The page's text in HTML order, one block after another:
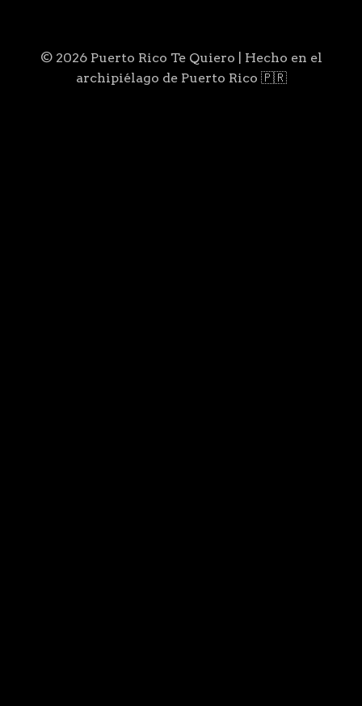
© 2026 Puerto Rico Te Quiero | Hecho en el
archipiélago de Puerto Rico 🇵🇷